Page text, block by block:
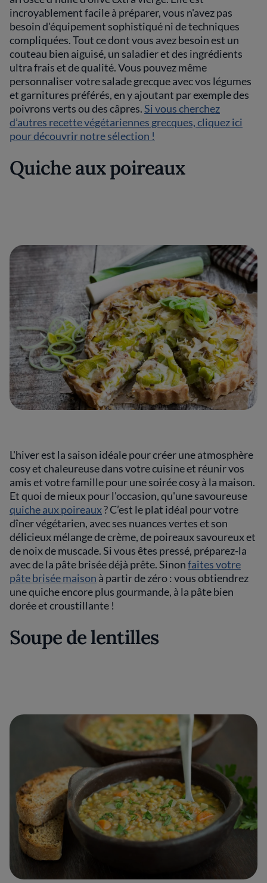
incroyablement facile à préparer, vous n'avez pas
besoin d'équipement sophistiqué ni de techniques
compliquées. Tout ce dont vous avez besoin est un
couteau bien aiguisé, un saladier et des ingrédients
ultra frais et de qualité. Vous pouvez même
personnaliser votre salade grecque avec vos légumes
et garnitures préférés, en y ajoutant par exemple des
poivrons verts ou des câpres.Si vous cherchez
d’autres recette végétariennes grecques, cliquez ici
pour découvrir notre sélection !
Quiche aux poireaux
L'hiver est la saison idéale pour créer une atmosphère
cosy et chaleureuse dans votre cuisine et réunir vos
amis et votre famille pour une soirée cosy à la maison.
Et quoi de mieux pour l'occasion, qu'une savoureuse
quiche aux poireaux? C’est le plat idéal pour votre
dîner végétarien, avec ses nuances vertes et son
délicieux mélange de crème, de poireaux savoureux et
de noix de muscade. Si vous êtes pressé, préparez-la
avec de la pâte brisée déjà prête. Sinonfaites votre
pâte brisée maison à partir de zéro : vous obtiendrez
une quiche encore plus gourmande, à la pâte bien
dorée et croustillante !
Soupe de lentilles